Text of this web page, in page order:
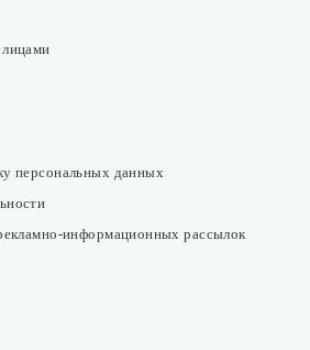
персональных данных
информационных рассылок